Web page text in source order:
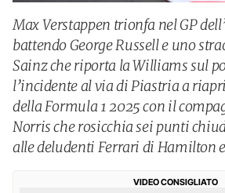
Max Verstappen trionfa nel GP
battendo George Russell e uno
Sainz che riporta la Williams sul
l’incidente al via di Piastria a
della Formula 1 2025 con il
Norris che rosicchia sei punti
alle deludenti Ferrari di Hamilton
VIDEO CONSIGLIATO